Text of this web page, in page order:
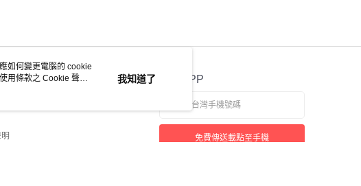
官方APP
免費傳送載點至手機
如何變更電腦的 cookie
用條款之 Cookie 聲明
我知道了